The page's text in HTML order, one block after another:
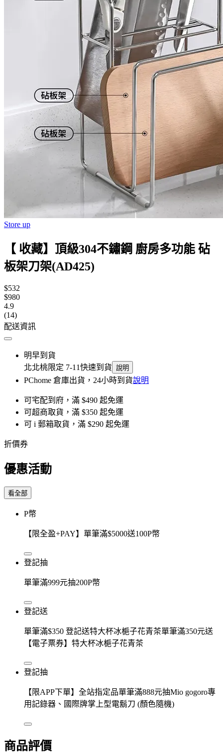
Store up
【 收藏】頂級304不鏽鋼 廚房多功能 砧
板架刀架(AD425)
$532
$980
4.9
(14)
配送資訊
明早到貨
北北桃限定 7-11快速到貨 說明
PChome 倉庫出貨，24小時到貨說明
可宅配到府，滿 $490 起免運
可超商取貨，滿 $350 起免運
可 i 郵箱取貨，滿 $290 起免運
折價券
優惠活動
看全部
P幣
【限全盈+PAY】單筆滿$5000送100P幣
登記抽
單筆滿999元抽200P幣
登記送
單筆滿$350 登記送特大杯冰梔子花青茶單筆滿350元送
【電子票券】特大杯冰梔子花青茶
登記抽
【限APP下單】全站指定品單筆滿888元抽Mio gogoro專
用記錄器、國際牌掌上型電鬍刀 (顏色隨機)
商品評價